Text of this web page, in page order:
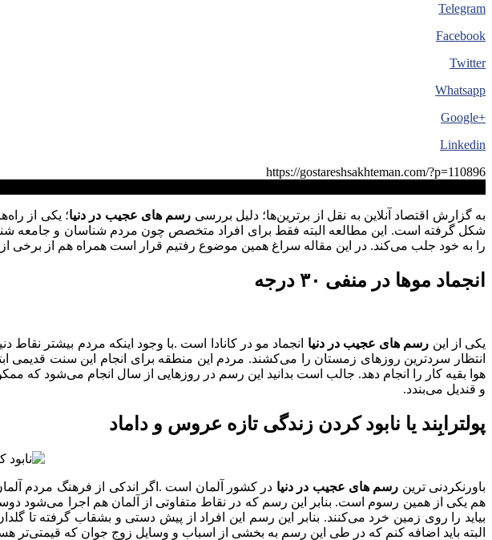
Telegram
Facebook
Twitter
Whatsapp
+Google
Linkedin
https://gostareshsakhteman.com/?p=110896
به گزارش اقتصاد آنلاین به نقل از برترین‌ها؛ دلیل بررسی رسم های عجیب در دنیا؛ یکی از
شکل گرفته است. این مطالعه البته فقط برای افراد متخصص چون مردم شناسان و جامعه
را به خود جلب می‌کند. در این مقاله سراغ همین موضوع رفتیم قرار است همراه هم از برخی
انجماد موها در منفی ۳۰ درجه
یکی از این رسم های عجیب در دنیا
انجماد مو در کانادا است .با وجود اینکه مردم بیشتر
انتظار سردترین روزهای زمستان را می‌کشند. مردم این منطقه برای انجام این سنت
و قندیل می‌بندد.
پولترابِند یا نابود کردن زندگی تازه عروس و داماد
باورنکردنی ترین رسم های عجیب در دنیا در کشور آلمان است .اگر اندکی از فرهنگ مردم
هم یکی از همین رسوم است. بنابر این رسم که در نقاط متفاوتی از آلمان هم اجرا می‌شود
بیاید را روی زمین خرد می‌کنند. بنابر این رسم این افراد از پیش دستی و بشقاب گرفته تا
البته باید اضافه کنم که در طی این رسم به بخشی از اسباب و وسایل زوج جوان که قیمتی‌تر